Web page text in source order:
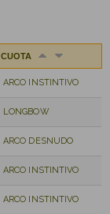
CUOTA
ARCO INSTINTIVO
LONGBOW
ARCO DESNUDO
ARCO INSTINTIVO
ARCO INSTINTIVO